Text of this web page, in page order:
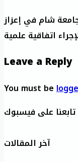
شام في إعزاز
اتفاقية علمية
Leave a Reply
You must be
تابعنا على فيسبوك
آخر المقالات